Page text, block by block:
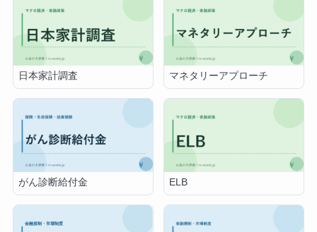
日本家計調査 マネタリーアプローチ
がん診断給付金 ELB